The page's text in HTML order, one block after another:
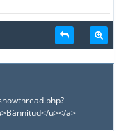
u></a>